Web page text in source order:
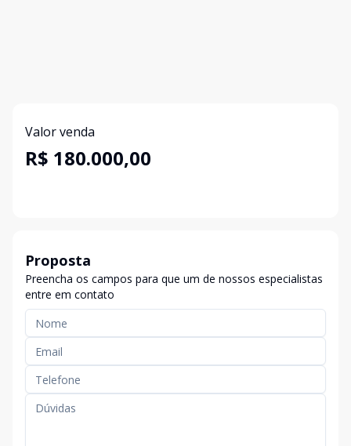
Valor venda
R$ 180.000,00
Proposta
Preencha os campos para que um de nossos especialistas
entre em contato